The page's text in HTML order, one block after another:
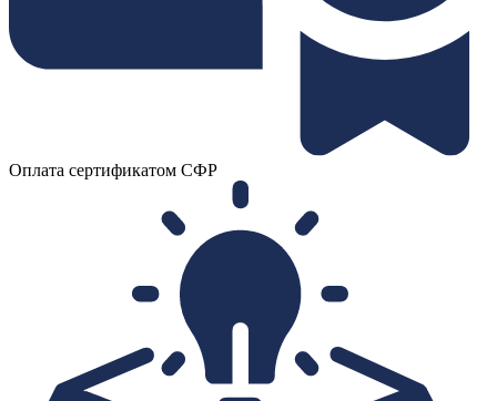
Оплата сертификатом СФР